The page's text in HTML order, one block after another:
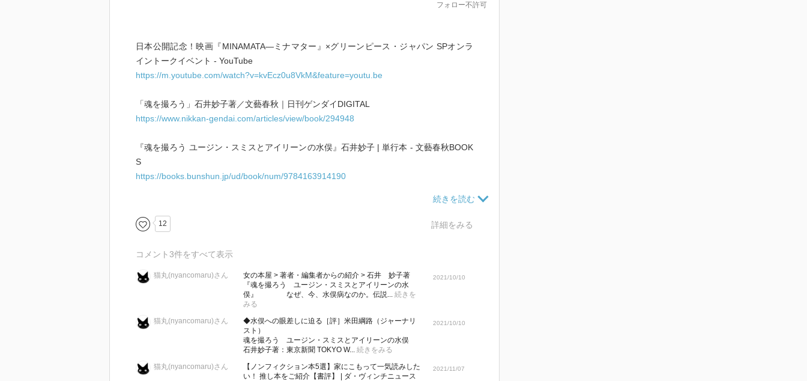
フォロー不許可
日本公開記念！映画『MINAMATA―ミナマター』×グリーンピース・ジャパン SPオンラ
イントークイベント - YouTube
https://m.youtube.com/watch?v=kvEcz0u8VkM&feature=youtu.be
「魂を撮ろう」石井妙子著／文藝春秋｜日刊ゲンダイDIGITAL
https://www.nikkan-gendai.com/articles/view/book/294948
『魂を撮ろう ユージン・スミスとアイリーンの水俣』石井妙子 | 単行本 - 文藝春秋BOOK
S
https://books.bunshun.jp/ud/book/num/9784163914190
12 詳細をみる
コメント 3件をすべて表示
猫丸(nyancomaru)さん
女の本屋 > 著者・編集者からの紹介 > 石井 妙子著
『魂を撮ろう ユージン・スミスとアイリーンの水
俣』 なぜ、今、水俣病なのか。伝説... 続きを
みる
2021/10/10
猫丸(nyancomaru)さん
◆水俣への眼差しに迫る［評］米田綱路（ジャーナリ
スト）
魂を撮ろう ユージン・スミスとアイリーンの水俣
石井妙子著：東京新聞 TOKYO W... 続きをみる
2021/10/10
猫丸(nyancomaru)さん
【ノンフィクション本5選】家にこもって一気読みした
い！ 推し本をご紹介【書評】 | ダ・ヴィンチニュース
2021/11/07